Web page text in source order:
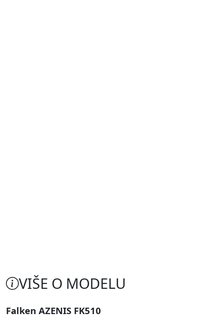
VIŠE O MODELU
Falken AZENIS FK510